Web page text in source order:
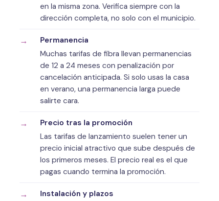
en la misma zona. Verifica siempre con la
dirección completa, no solo con el municipio.
Permanencia
Muchas tarifas de fibra llevan permanencias
de 12 a 24 meses con penalización por
cancelación anticipada. Si solo usas la casa
en verano, una permanencia larga puede
salirte cara.
Precio tras la promoción
Las tarifas de lanzamiento suelen tener un
precio inicial atractivo que sube después de
los primeros meses. El precio real es el que
pagas cuando termina la promoción.
Instalación y plazos